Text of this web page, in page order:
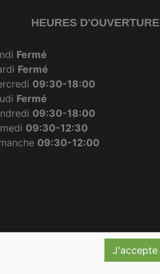
J'accepte
HEURES D'OUVERTURE
Fermé
Fermé
09:30-18:00
Fermé
09:30-18:00
09:30-12:30
09:30-12:00